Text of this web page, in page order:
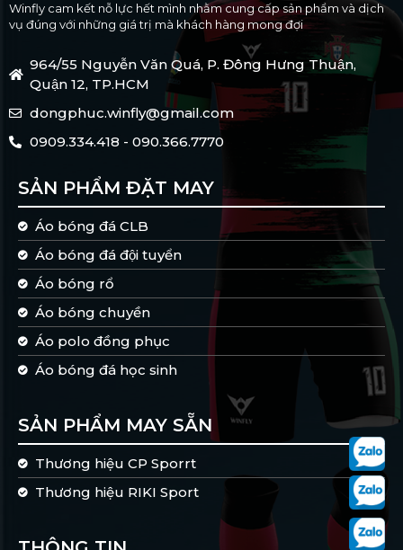
Winfly cam kết nỗ lực hết mình nhằm cung cấp sản phẩm và dịch
vụ đúng với những giá trị mà khách hàng mong đợi
964/55 Nguyễn Văn Quá, P. Đông Hưng Thuận,
Quận 12, TP.HCM
dongphuc.winfly@gmail.com
0909.334.418 - 090.366.7770
SẢN PHẨM ĐẶT MAY
Áo bóng đá CLB
Áo bóng đá đội tuyển
Áo bóng rổ
Áo bóng chuyền
Áo polo đồng phục
Áo bóng đá học sinh
SẢN PHẨM MAY SẴN
Thương hiệu CP Sporrt
Thương hiệu RIKI Sport